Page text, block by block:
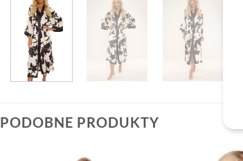
PODOBNE PRODUKTY